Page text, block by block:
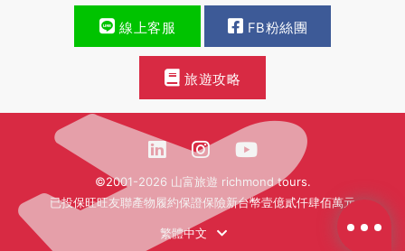
線上客服 FB粉絲團
旅遊攻略
©2001-2026 山富旅遊 richmond tours.
已投保旺旺友聯產物履約保證保險新台幣壹億貳仟肆佰萬元
繁體中文